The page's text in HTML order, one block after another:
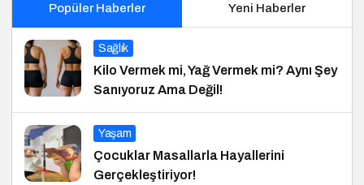
Popüler Haberler Yeni Haberler
Sağlık
Kilo Vermek mi, Yağ Vermek mi? Aynı Şey
Sanıyoruz Ama Değil!
Yaşam
Çocuklar Masallarla Hayallerini
Gerçekleştiriyor!